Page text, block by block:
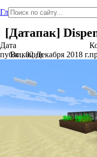
Главная
[Датапак]
Дата
публикации
Вс., 02 Декабря 2018 г.